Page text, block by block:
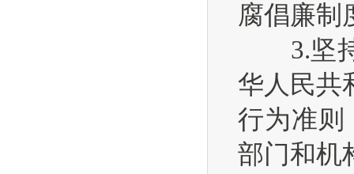
腐倡廉制
3.坚持
华人民共
行为准则
部门和机